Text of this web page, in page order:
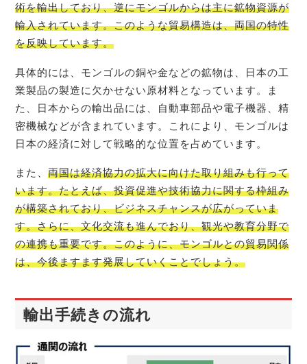
術を輸出しており、逆にモンゴルからは主に鉱物資源が
輸入されています。このような貿易構造は、両国の特性
を反映しています。
具体的には、モンゴルの銅や金などの鉱物は、日本の工
業製品の製造に欠かせない原材料となっています。ま
た、日本からの輸出品には、自動車部品や電子機器、精
密機械などが含まれています。これにより、モンゴルは
日本の経済に対して戦略的な位置を占めています。
また、両国は経済協力の拡大に向けた取り組みも行って
います。たとえば、投資促進や技術協力に関する枠組み
が構築されており、ビジネスチャンスが広がっていま
す。さらに、文化交流も進んでおり、観光や教育分野で
の連携も重要です。このように、モンゴルとの貿易関係
は、今後ますます発展していくことでしょう。
輸出手続きの流れ